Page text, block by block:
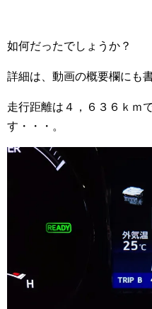
如何だったでしょうか？
詳細は、動画の概要欄にも
走行距離は４，６３６ｋｍ
す・・・。